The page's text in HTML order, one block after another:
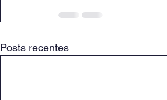
Posts recentes